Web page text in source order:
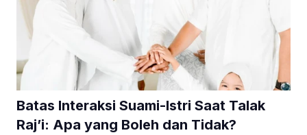
Batas Interaksi Suami-Istri Saat Talak
Raj’i: Apa yang Boleh dan Tidak?